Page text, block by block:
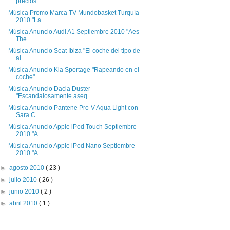
Música Promo Marca TV Mundobasket Turquía
2010 "La...
Música Anuncio Audi A1 Septiembre 2010 "Aes -
The ...
Música Anuncio Seat Ibiza "El coche del tipo de
al...
Música Anuncio Kia Sportage "Rapeando en el
coche"...
Música Anuncio Dacia Duster
"Escandalosamente aseq...
Música Anuncio Pantene Pro-V Aqua Light con
Sara C...
Música Anuncio Apple iPod Touch Septiembre
2010 "A...
Música Anuncio Apple iPod Nano Septiembre
2010 "A ...
►agosto 2010( 23 )
►julio 2010( 26 )
►junio 2010( 2 )
►abril 2010( 1 )